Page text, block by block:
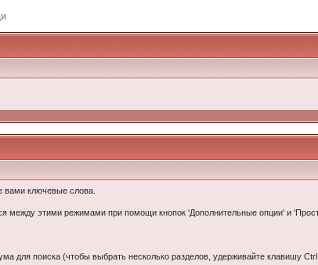
вами ключевые слова.
между этими режимами при помощи кнопок 'Дополнительные опции' и
для поиска (чтобы выбрать несколько разделов, удерживайте клавишу